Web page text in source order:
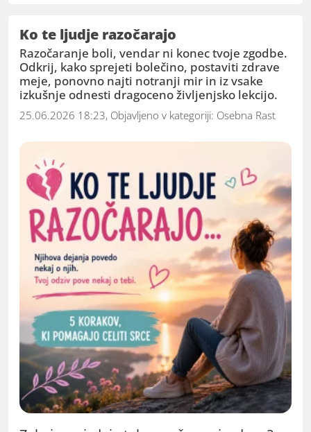
Ko te ljudje razočarajo
Razočaranje boli, vendar ni konec tvoje zgodbe.
Odkrij, kako sprejeti bolečino, postaviti zdrave
meje, ponovno najti notranji mir in iz vsake
izkušnje odnesti dragoceno življenjsko lekcijo.
25.06.2026 18:23, Objavljeno v kategoriji: Osebna Rast